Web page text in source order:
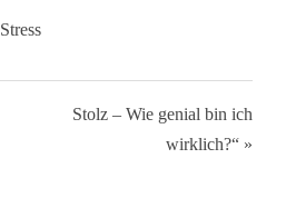
Stress
Stolz – Wie genial bin ich
wirklich?“ »